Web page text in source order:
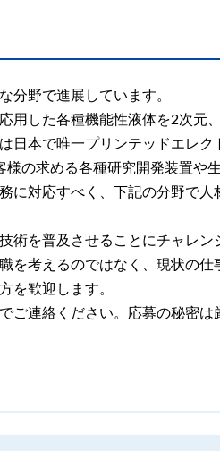
分野で進展しています。
用した各種機能性液体を2次元
日本で唯一プリンテッドエレ
の求める各種研究開発装置や
に対応すべく、下記の分野で人
術を普及させることにチャレン
を考えるのではなく、現状の
を歓迎します。
ご連絡ください。応募の秘密は